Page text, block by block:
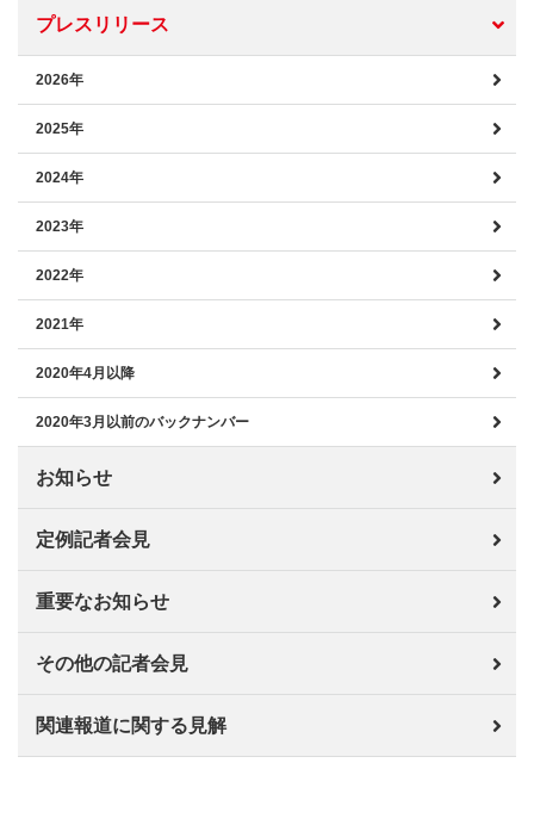
プレスリリース
2026年
2025年
2024年
2023年
2022年
2021年
2020年4月以降
2020年3月以前のバックナンバー
お知らせ
定例記者会見
重要なお知らせ
その他の記者会見
関連報道に関する見解